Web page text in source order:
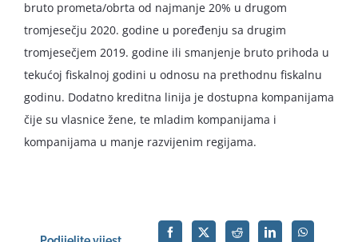
bruto prometa/obrta od najmanje 20% u drugom
tromjesečju 2020. godine u poređenju sa drugim
tromjesečjem 2019. godine ili smanjenje bruto prihoda u
tekućoj fiskalnoj godini u odnosu na prethodnu fiskalnu
godinu. Dodatno kreditna linija je dostupna kompanijama
čije su vlasnice žene, te mladim kompanijama i
kompanijama u manje razvijenim regijama.